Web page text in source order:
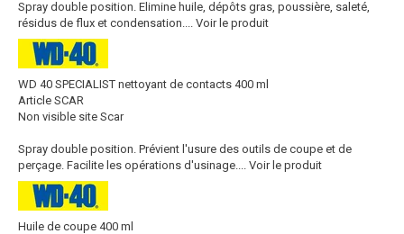
Spray double position. Elimine huile, dépôts gras, poussière, saleté,
résidus de flux et condensation....
Voir le produit
WD 40 SPECIALIST nettoyant de contacts 400 ml
Article SCAR
Non visible site Scar
Spray double position. Prévient l'usure des outils de coupe et de
perçage. Facilite les opérations d'usinage....
Voir le produit
Huile de coupe 400 ml